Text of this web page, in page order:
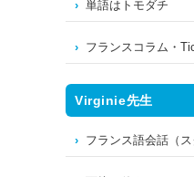
単語はトモダチ
フランスコラム・
Virginie先生
フランス語会話（ス